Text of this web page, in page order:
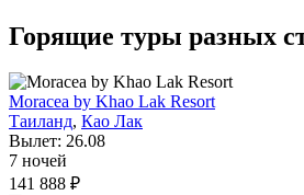
Горящие туры разных
Moracea by Khao Lak Resort
Таиланд, Као Лак
Вылет: 26.08
7 ночей
141 888 ₽